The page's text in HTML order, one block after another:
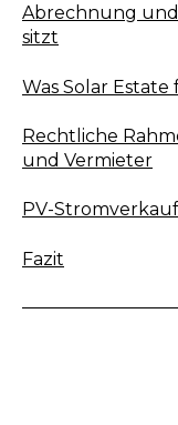
Abrechnung
sitzt
Was Solar
Rechtliche
und Vermieter
PV-
Fazit